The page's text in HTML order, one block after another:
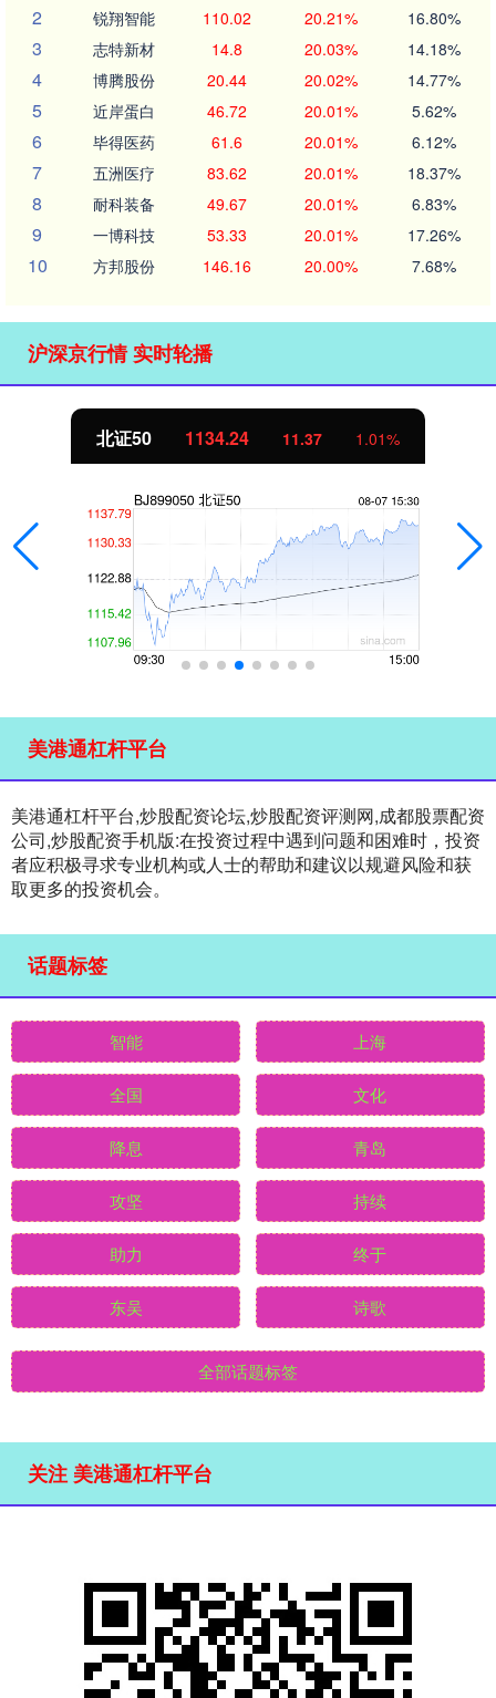
2 锐翔智能 110.02 20.21% 16.80%
3 志特新材 14.8 20.03% 14.18%
4 博腾股份 20.44 20.02% 14.77%
5 近岸蛋白 46.72 20.01% 5.62%
6 毕得医药 61.6 20.01% 6.12%
7 五洲医疗 83.62 20.01% 18.37%
8 耐科装备 49.67 20.01% 6.83%
9 一博科技 53.33 20.01% 17.26%
10 方邦股份 146.16 20.00% 7.68%
沪深京行情 实时轮播
北证50 1134.24 11.37 1.01%
美港通杠杆平台
美港通杠杆平台,炒股配资论坛,炒股配资评测网,成都股票配资
公司,炒股配资手机版:在投资过程中遇到问题和困难时，投资
者应积极寻求专业机构或人士的帮助和建议以规避风险和获
取更多的投资机会。
话题标签
智能 上海
全国 文化
降息 青岛
攻坚 持续
助力 终于
东吴 诗歌
全部话题标签
关注 美港通杠杆平台